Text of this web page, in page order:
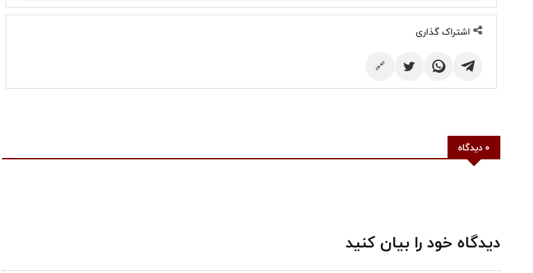
اشتراک گذاری
🔗
0 دیدگاه
دیدگاه خود را بیان کنید